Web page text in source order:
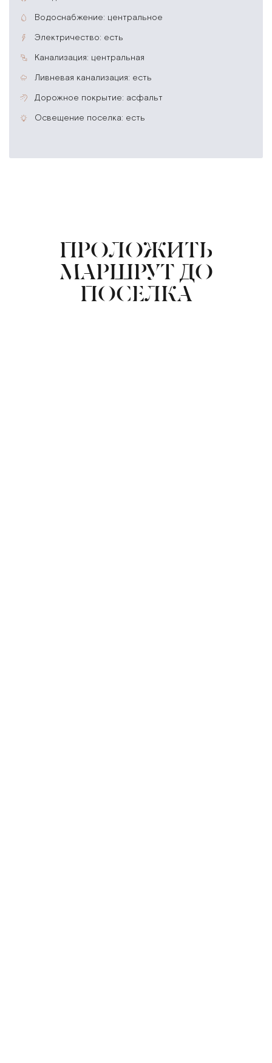
водоснабжение: центральное
электричество: есть
канализация: центральная
ливневая канализация: есть
дорожное покрытие: асфальт
освещение поселка: есть
ПРОЛОЖИТЬ
МАРШРУТ ДО
ПОСЕЛКА